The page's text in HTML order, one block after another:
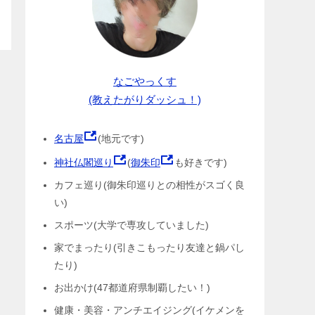
なごやっくす
(教えたがりダッシュ！)
名古屋 (地元です)
神社仏閣巡り (御朱印
も好きです)
カフェ巡り(御朱印巡りとの相性がスゴく良
い)
スポーツ(大学で専攻していました)
家でまったり(引きこもったり友達と鍋パし
たり)
お出かけ(47都道府県制覇したい！)
健康・美容・アンチエイジング(イケメンを